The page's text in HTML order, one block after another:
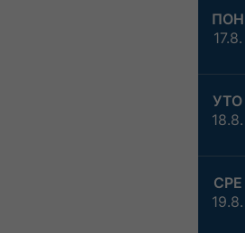
ПОН
17.8.
УТО
18.8.
СРЕ
19.8.